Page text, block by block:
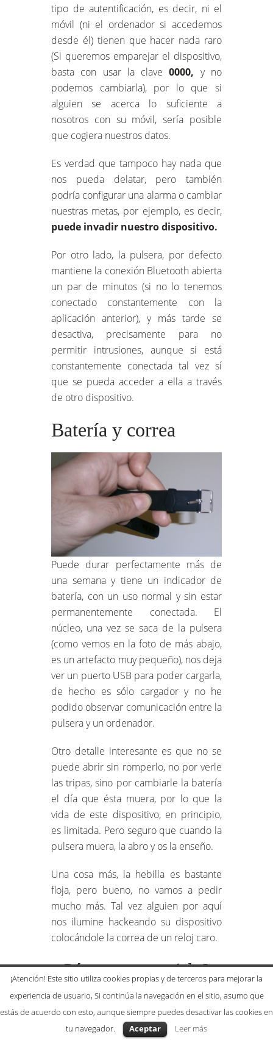
tipo de autentificación, es decir, ni el
móvil (ni el ordenador si accedemos
desde él) tienen que hacer nada raro
(Si queremos emparejar el dispositivo,
basta con usar la clave0000, y no
podemos cambiarla), por lo que si
alguien se acerca lo suficiente a
nosotros con su móvil, sería posible
que cogiera nuestros datos.
Es verdad que tampoco hay nada que
nos pueda delatar, pero también
podría configurar una alarma o cambiar
nuestras metas, por ejemplo, es decir,
puede invadir nuestro dispositivo.
Por otro lado, la pulsera, por defecto
mantiene la conexión Bluetooth abierta
un par de minutos (si no lo tenemos
conectado constantemente con la
aplicación anterior), y más tarde se
desactiva, precisamente para no
permitir intrusiones, aunque si está
constantemente conectada tal vez sí
que se pueda acceder a ella a través
de otro dispositivo.
Batería y correa
Puede durar perfectamente más de
una semana y tiene un indicador de
batería, con un uso normal y sin estar
permanentemente conectada. El
núcleo, una vez se saca de la pulsera
(como vemos en la foto de más abajo,
es un artefacto muy pequeño), nos deja
ver un puerto USB para poder cargarla,
de hecho es sólo cargador y no he
podido observar comunicación entre la
pulsera y un ordenador.
Otro detalle interesante es que no se
puede abrir sin romperlo, no por verle
las tripas, sino por cambiarle la batería
el día que ésta muera, por lo que la
vida de este dispositivo, en principio,
es limitada. Pero seguro que cuando la
pulsera muera, la abro y os la enseño.
Una cosa más, la hebilla es bastante
floja, pero bueno, no vamos a pedir
mucho más. Tal vez alguien por aquí
nos ilumine hackeando su dispositivo
colocándole la correa de un reloj caro.
¿Cómo conseguirla?
Como dije antes, en tiendas chinas, en
Amazon. No pongo enlaces porque
aparecen muchos productos parecidos
¡Atención! Este sitio utiliza cookies propias y de terceros para mejorar la
experiencia de usuario, Si continúa la navegación en el sitio, asumo que
estás de acuerdo con esto, aunque siempre puedes desactivar las cookies en
tu navegador.
Aceptar Leer más